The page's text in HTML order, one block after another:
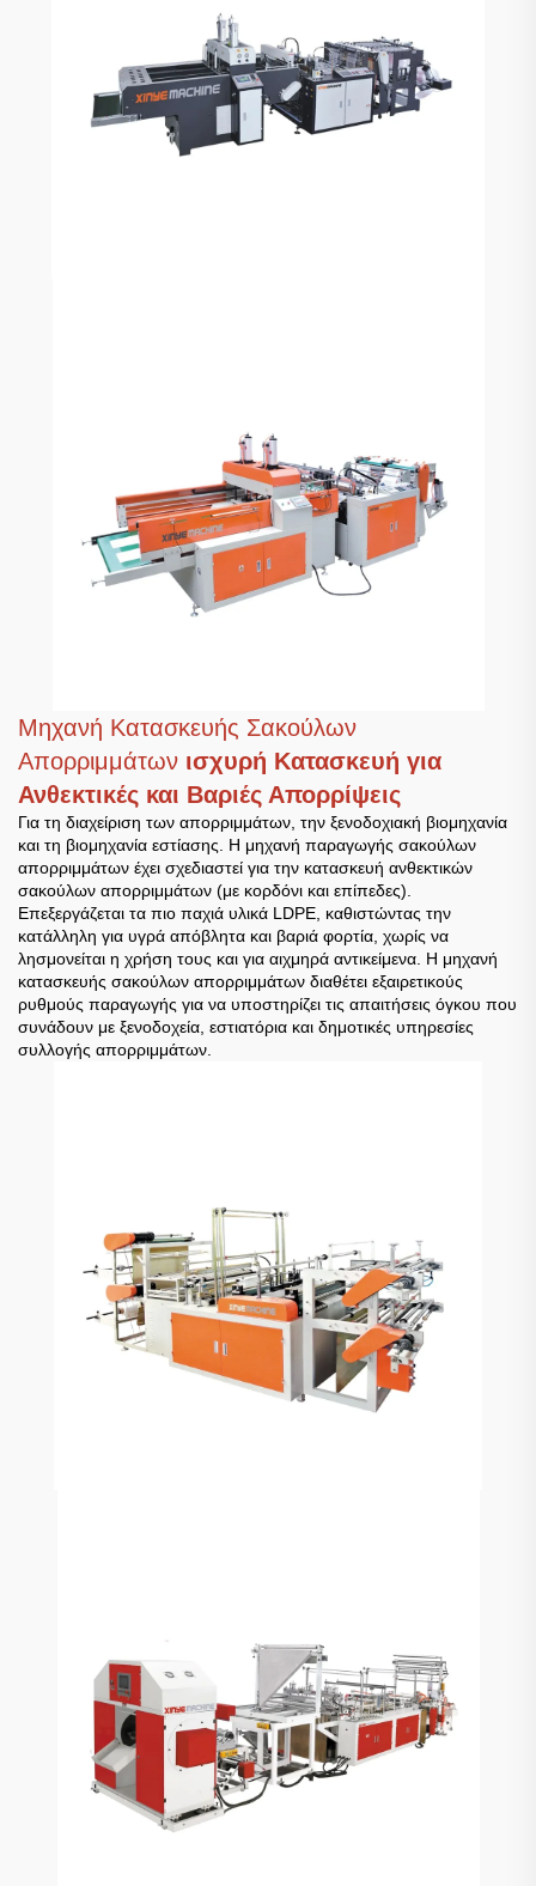
Μηχανή Κατασκευής Σακούλων
Απορριμμάτων ισχυρή Κατασκευή για
Ανθεκτικές και Βαριές Απορρίψεις
Για τη διαχείριση των απορριμμάτων, την ξενοδοχιακή βιομηχανία
και τη βιομηχανία εστίασης. Η μηχανή παραγωγής σακούλων
απορριμμάτων έχει σχεδιαστεί για την κατασκευή ανθεκτικών
σακούλων απορριμμάτων (με κορδόνι και επίπεδες).
Επεξεργάζεται τα πιο παχιά υλικά LDPE, καθιστώντας την
κατάλληλη για υγρά απόβλητα και βαριά φορτία, χωρίς να
λησμονείται η χρήση τους και για αιχμηρά αντικείμενα. Η μηχανή
κατασκευής σακούλων απορριμμάτων διαθέτει εξαιρετικούς
ρυθμούς παραγωγής για να υποστηρίζει τις απαιτήσεις όγκου που
συνάδουν με ξενοδοχεία, εστιατόρια και δημοτικές υπηρεσίες
συλλογής απορριμμάτων.